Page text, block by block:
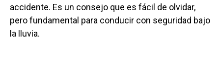
accidente. Es un consejo que es fácil de olvidar,
pero fundamental para conducir con seguridad bajo
la lluvia.